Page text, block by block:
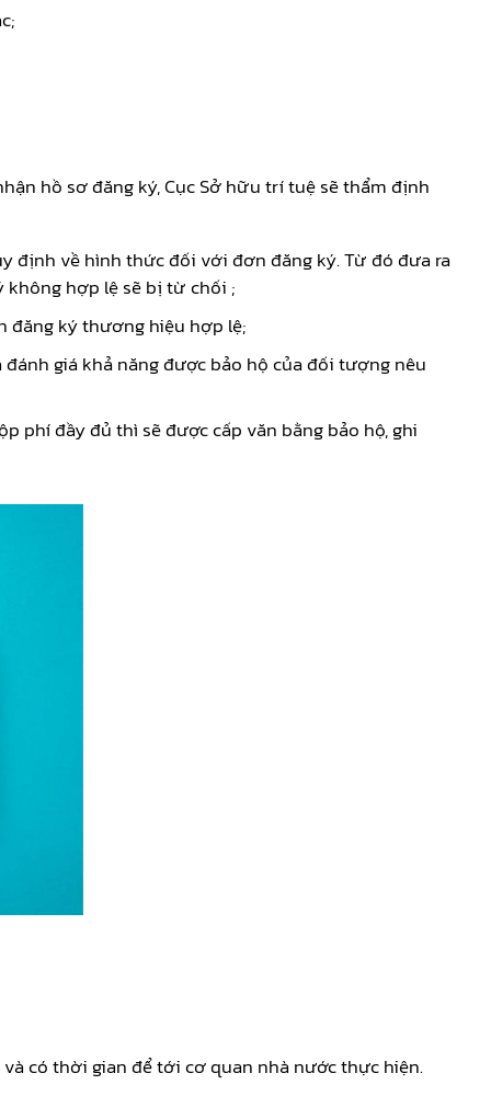
hồ sơ đăng ký, Cục Sở hữu trí tuệ sẽ thẩm định
định về hình thức đối với đơn đăng ký. Từ đó đưa ra
không hợp lệ sẽ bị từ chối ;
đăng ký thương hiệu hợp lệ;
giá khả năng được bảo hộ của đối tượng nêu
phí đầy đủ thì sẽ được cấp văn bằng bảo hộ, ghi
có thời gian để tới cơ quan nhà nước thực hiện.